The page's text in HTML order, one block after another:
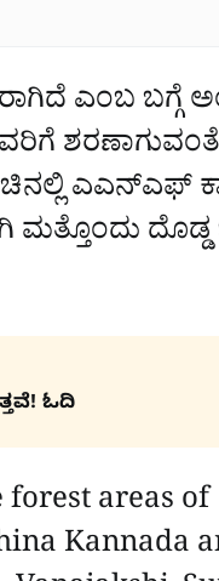
ಎಂಬ ಬಗ್ಗೆ
ಶರಣಾಗುವಂತೆ
ಎಎನ್‌ಎಫ್‌
ಮತ್ತೊಂದು
ಓದಿ
forest areas of
Kannada